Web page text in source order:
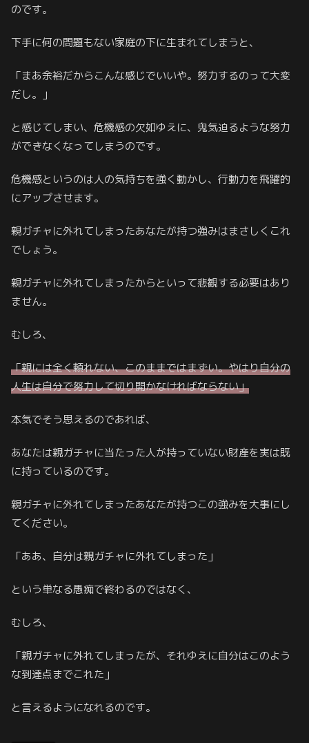
のです。
下手に何の問題もない家庭の下に生まれてしまうと、
「まあ余裕だからこんな感じでいいや。努力するのって大変
だし。」
と感じてしまい、危機感の欠如ゆえに、鬼気迫るような努力
ができなくなってしまうのです。
危機感というのは人の気持ちを強く動かし、行動力を飛躍的
にアップさせます。
親ガチャに外れてしまったあなたが持つ強みはまさしくこれ
でしょう。
親ガチャに外れてしまったからといって悲観する必要はあり
ません。
むしろ、
「親には全く頼れない、このままではまずい。やはり自分の
人生は自分で努力して切り開かなければならない」
本気でそう思えるのであれば、
あなたは親ガチャに当たった人が持っていない財産を実は既
に持っているのです。
親ガチャに外れてしまったあなたが持つこの強みを大事にし
てください。
「ああ、自分は親ガチャに外れてしまった」
という単なる愚痴で終わるのではなく、
むしろ、
「親ガチャに外れてしまったが、それゆえに自分はこのよう
な到達点までこれた」
と言えるようになれるのです。